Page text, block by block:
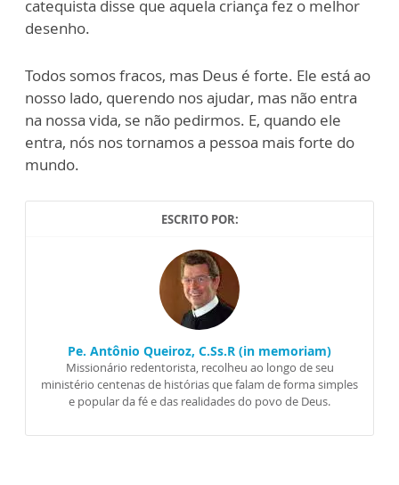
catequista disse que aquela criança fez o melhor
desenho.
Todos somos fracos, mas Deus é forte. Ele está ao
nosso lado, querendo nos ajudar, mas não entra
na nossa vida, se não pedirmos. E, quando ele
entra, nós nos tornamos a pessoa mais forte do
mundo.
ESCRITO POR:
Pe. Antônio Queiroz, C.Ss.R (in memoriam)
Missionário redentorista, recolheu ao longo de seu
ministério centenas de histórias que falam de forma simples
e popular da fé e das realidades do povo de Deus.